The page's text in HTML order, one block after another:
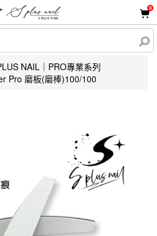
0
NAIL｜PRO專業系列
Pro 磨板(磨棒)100/100